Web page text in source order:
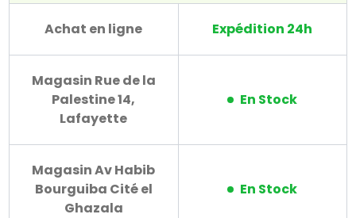
Achat en ligne Expédition 24h
Magasin Rue de la
Palestine 14,
Lafayette
En Stock
Magasin Av Habib
Bourguiba Cité el
Ghazala
En Stock